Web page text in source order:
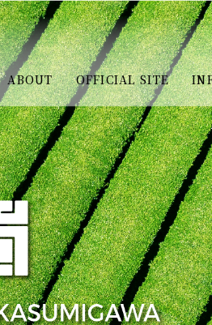
ABOUT OFFICIAL SITE